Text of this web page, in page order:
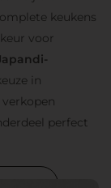
keukens
voor
in
perfect